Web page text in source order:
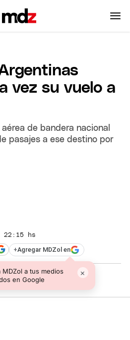
vez su vuelo a
de bandera nacional
pasajes a ese destino por
22:15 hs
+Agregar MDZol en
MDZol a tus medios
en Google
×